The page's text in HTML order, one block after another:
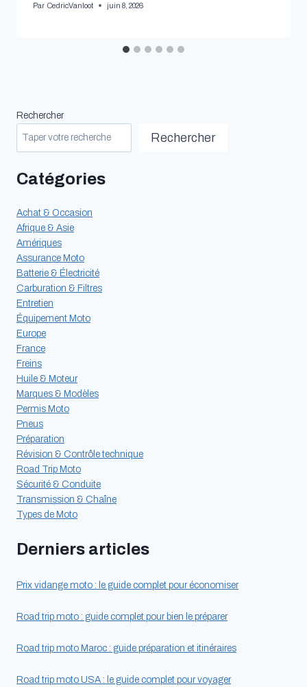
Par CedricVanloot juin 8, 2026
Rechercher
Rechercher
Catégories
Achat & Occasion
Afrique & Asie
Amériques
Assurance Moto
Batterie & Électricité
Carburation & Filtres
Entretien
Équipement Moto
Europe
France
Freins
Huile & Moteur
Marques & Modèles
Permis Moto
Pneus
Préparation
Révision & Contrôle technique
Road Trip Moto
Sécurité & Conduite
Transmission & Chaîne
Types de Moto
Derniers articles
Prix vidange moto : le guide complet pour économiser
Road trip moto : guide complet pour bien le préparer
Road trip moto Maroc : guide préparation et itinéraires
Road trip moto USA : le guide complet pour voyager